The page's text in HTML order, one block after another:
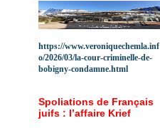
https://www.veroniquechemla.inf
o/2026/03/la-cour-criminelle-de-
bobigny-condamne.html
Spoliations de Français
juifs : l’affaire Krief